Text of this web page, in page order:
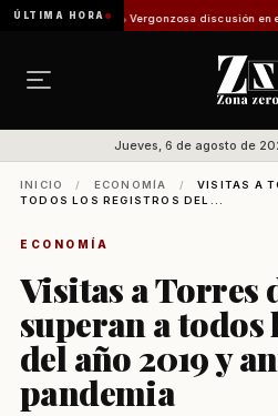
ÚLTIMA HORA
de Pesca Vergonzosa discusión en el
Jueves, 6 de agosto de
INICIO / ECONOMÍA /
VISITAS A
TODOS LOS REGISTROS DEL...
ECONOMÍA
Visitas a Torres
superan a
del año 2019 y
pandemia